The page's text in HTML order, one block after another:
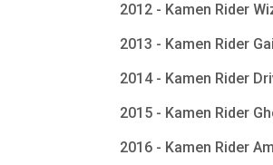
2012 - Kamen Rider
2013 - Kamen Rider
2014 - Kamen Rider
2015 - Kamen Rider
2016 - Kamen Rider